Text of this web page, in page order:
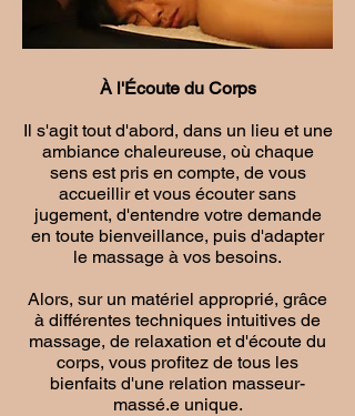
À l'Écoute du Corps
Il s'agit tout d'abord, dans un lieu et une
ambiance chaleureuse, où chaque
sens est pris en compte, de vous
accueillir et vous écouter sans
jugement, d'entendre votre demande
en toute bienveillance, puis d'adapter
le massage à vos besoins.
Alors, sur un matériel approprié, grâce
à différentes techniques intuitives de
massage, de relaxation et d'écoute du
corps, vous profitez de tous les
bienfaits d'une relation masseur-
massé.e unique.